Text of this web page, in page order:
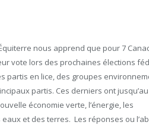
nous apprend que pour 7
vote lors des prochaines élections
partis en lice, des groupes
partis. Ces derniers ont jusqu’au
économie verte, l’énergie, les
et des terres. Les réponses ou